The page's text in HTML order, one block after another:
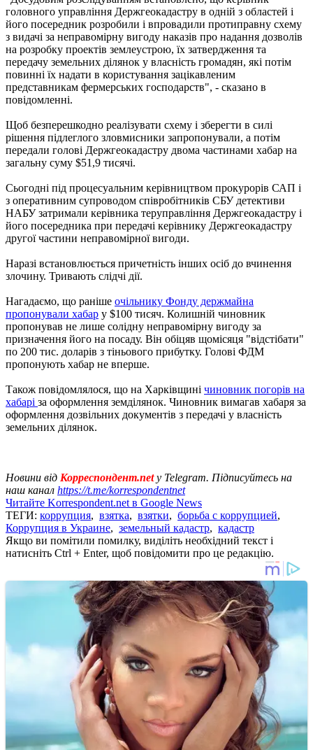
головного управління Держгеокадастру в одній з областей і
його посередник розробили і впровадили протиправну схему
з видачі за неправомірну вигоду наказів про надання дозволів
на розробку проектів землеустрою, їх затвердження та
передачу земельних ділянок у власність громадян, які потім
повинні їх надати в користування зацікавленим
представникам фермерських господарств", - сказано в
повідомленні.
Щоб безперешкодно реалізувати схему і зберегти в силі
рішення підлеглого зловмисники запропонували, а потім
передали голові Держгеокадастру двома частинами хабар на
загальну суму $51,9 тисячі.
Сьогодні під процесуальним керівництвом прокурорів САП і
з оперативним супроводом співробітників СБУ детективи
НАБУ затримали керівника теруправління Держгеокадастру і
його посередника при передачі керівнику Держгеокадастру
другої частини неправомірної вигоди.
Наразі встановлюється причетність інших осіб до вчинення
злочину. Тривають слідчі дії.
Нагадаємо, що раніше очільнику Фонду держмайна
пропонували хабар у $100 тисяч. Колишній чиновник
пропонував не лише солідну неправомірну вигоду за
призначення його на посаду. Він обіцяв щомісяця "відстібати"
по 200 тис. доларів з тіньового прибутку. Голові ФДМ
пропонують хабар не вперше.
Також повідомлялося, що на Харківщині чиновник погорів на
хабарі за оформлення земділянок. Чиновник вимагав хабаря за
оформлення дозвільних документів з передачі у власність
земельних ділянок.
Новини від Корреспондент.netу Telegram. Підписуйтесь на
наш канал https://t.me/korrespondentnet
Читайте Korrespondent.net в Google News
ТЕГИ: коррупция, взятка, взятки, борьба с коррупцией,
Коррупция в Украине, земельный кадастр, кадастр
Якщо ви помітили помилку, виділіть необхідний текст і
натисніть Ctrl + Enter, щоб повідомити про це редакцію.